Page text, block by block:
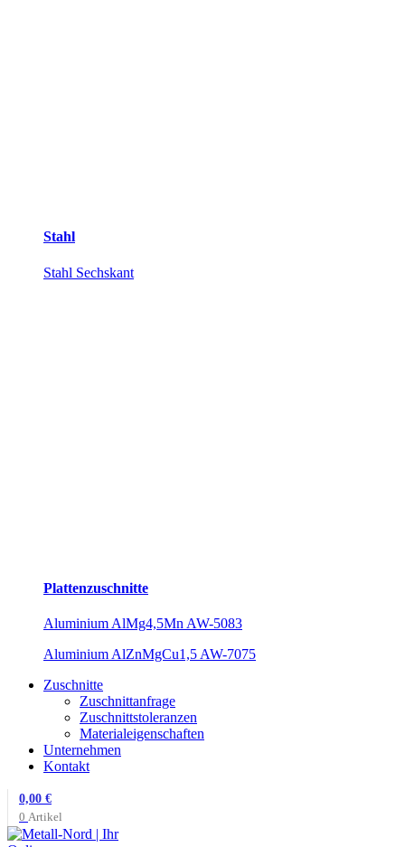
Stahl
Stahl Sechskant
Plattenzuschnitte
Aluminium AlMg4,5Mn AW-5083
Aluminium AlZnMgCu1,5 AW-7075
Zuschnitte
Zuschnittanfrage
Zuschnittstoleranzen
Materialeigenschaften
Unternehmen
Kontakt
0 Artikel
0,00 €